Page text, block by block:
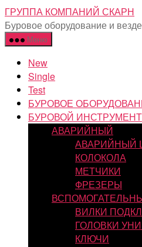
Перейти
к
содержимому
ГРУППА КОМПАНИЙ СКАРН
Буровое оборудование и
Меню
New
Single
Test
БУРОВОЕ
БУРОВОЙ ИНСТРУМЕНТ
АВАРИЙНЫЙ
АВАРИЙНЫЙ
КОЛОКОЛА
МЕТЧИКИ
ФРЕЗЕРЫ
ВИЛКИ
ГОЛОВКИ
КЛЮЧИ